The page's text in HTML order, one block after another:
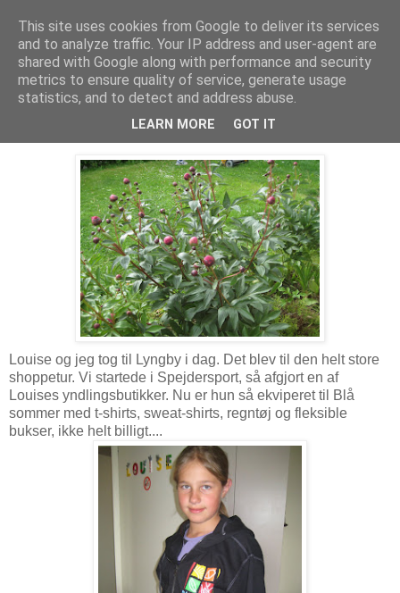
Troldesofie
fredag den 29. maj 2009
Louise og jeg tog til Lyngby i dag. Det blev til den helt store
shoppetur. Vi startede i Spejdersport, så afgjort en af
Louises yndlingsbutikker. Nu er hun så ekviperet til Blå
sommer med t-shirts, sweat-shirts, regntøj og fleksible
bukser, ikke helt billigt....
This site uses cookies from Google to deliver its services
and to analyze traffic. Your IP address and user-agent are
shared with Google along with performance and security
metrics to ensure quality of service, generate usage
statistics, and to detect and address abuse.
LEARN MORE GOT IT